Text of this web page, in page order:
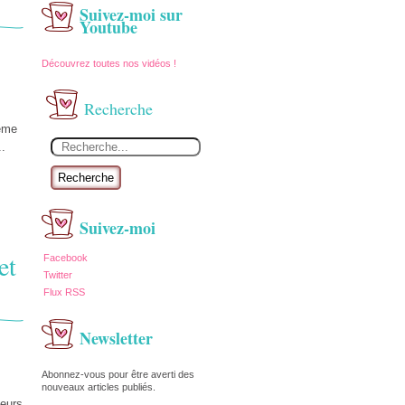
Suivez-moi sur
Youtube
Découvrez toutes nos vidéos !
Recherche
Recherche
Suivez-moi
Facebook
Twitter
Flux RSS
Newsletter
Abonnez-vous pour être averti des
nouveaux articles publiés.